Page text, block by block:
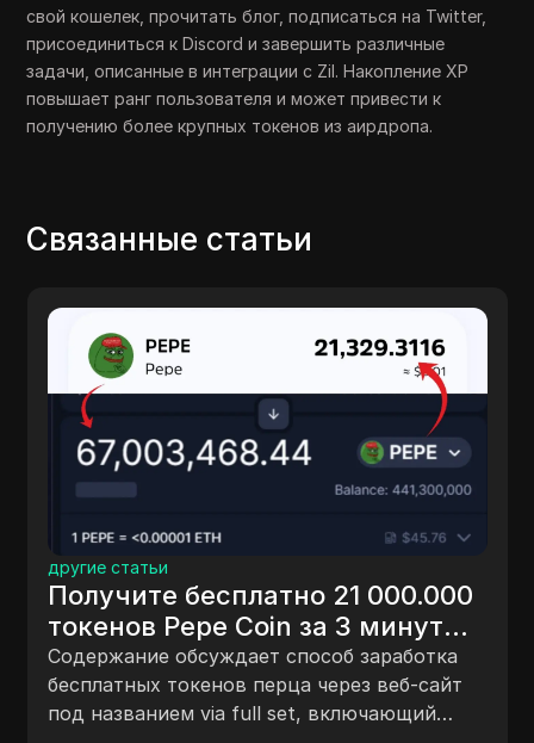
свой кошелек, прочитать блог, подписаться на Twitter,
присоединиться к Discord и завершить различные
задачи, описанные в интеграции с Zil. Накопление XP
повышает ранг пользователя и может привести к
получению более крупных токенов из аирдропа.
Связанные статьи
другие статьи
Получите бесплатно 21 000.000
токенов Pepe Coin за 3 минуты |
Бесплатные монеты Pepe
Содержание обсуждает способ заработка
бесплатных токенов перца через веб-сайт
под названием via full set, включающий